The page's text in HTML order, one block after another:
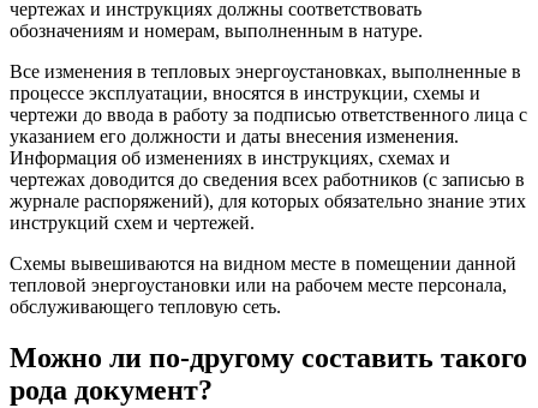
чертежах и инструкциях должны соответствовать
обозначениям и номерам, выполненным в натуре.
Все изменения в тепловых энергоустановках, выполненные в
процессе эксплуатации, вносятся в инструкции, схемы и
чертежи до ввода в работу за подписью ответственного лица с
указанием его должности и даты внесения изменения.
Информация об изменениях в инструкциях, схемах и
чертежах доводится до сведения всех работников (с записью в
журнале распоряжений), для которых обязательно знание этих
инструкций схем и чертежей.
Схемы вывешиваются на видном месте в помещении данной
тепловой энергоустановки или на рабочем месте персонала,
обслуживающего тепловую сеть.
Можно ли по-другому составить такого
рода документ?